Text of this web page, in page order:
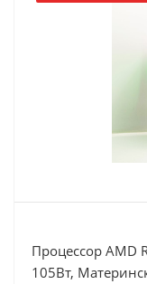
Процессор AMD
105Вт,